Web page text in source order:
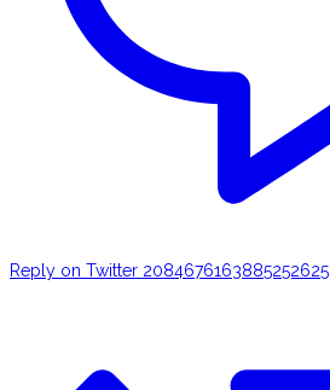
Reply on Twitter 2084676163885252625